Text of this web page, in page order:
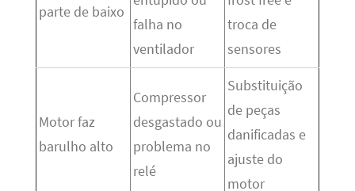
parte de baixo
falha no
ventilador
troca de
sensores
Motor faz
barulho alto
Compressor
desgastado ou
problema no
relé
Substituição
de peças
danificadas e
ajuste do
motor